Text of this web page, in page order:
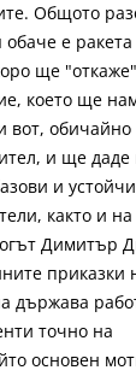
Общото
е ракета
ще
което ще
вот,
и ще даде
и
както и
Димитър
приказки
държава
точно на
основен